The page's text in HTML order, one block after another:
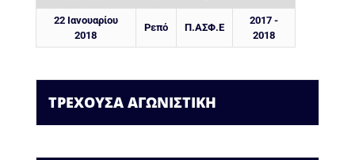
22 Ιανουαρίου
2018
Ρεπό Π.ΑΣΦ.Ε
2017 -
2018
ΤΡΕΧΟΥΣΑ ΑΓΩΝΙΣΤΙΚΗ